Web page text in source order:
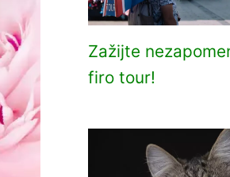
Zažijte
firo tour!